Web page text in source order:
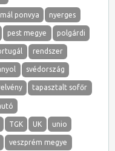
ponvya nyerges
pest megye polgárdi
rendszer
svédország
tapasztalt sofőr
TGK UK unio
veszprém megye